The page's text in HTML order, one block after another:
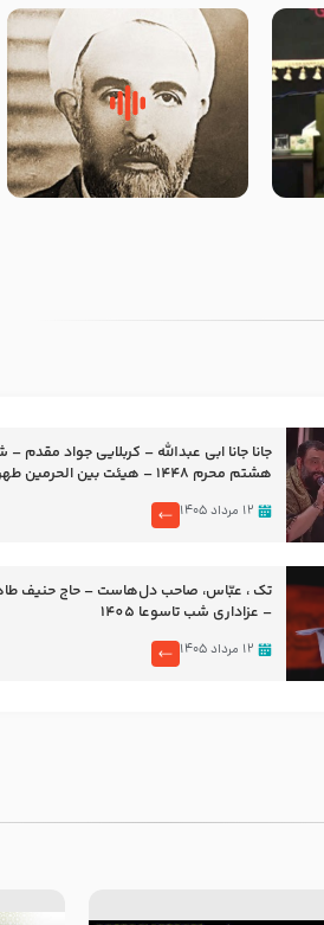
روضه‌ی مجلس یزید ملعون و
اسارت اهل‌بیت علیهم‌السلام –
جانا جانا ابی عبدالله – کربلایی جواد مقدم
هشتم محرم 1448 – هیئت بین الحرمین طهران
۱۲ مرداد ۱۴۰۵
تک ، عبّاس، صاحب دل‌هاست – حاج حنیف
– عزاداری شب تاسوعا 1405
۱۲ مرداد ۱۴۰۵